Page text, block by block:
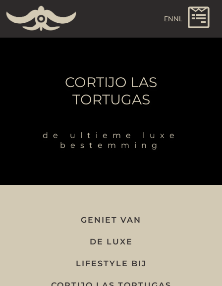
ENNL
CORTIJO LAS
TORTUGAS
de ultieme luxe
bestemming
GENIET VAN
DE LUXE
LIFESTYLE BIJ